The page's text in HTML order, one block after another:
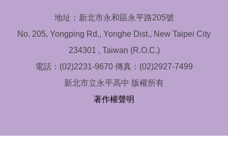
地址：新北市永和區永平路205號
No. 205, Yongping Rd., Yonghe Dist., New Taipei City
234301 , Taiwan (R.O.C.)
電話：(02)2231-9670 傳真：(02)2927-7499
新北市立永平高中 版權所有
著作權聲明